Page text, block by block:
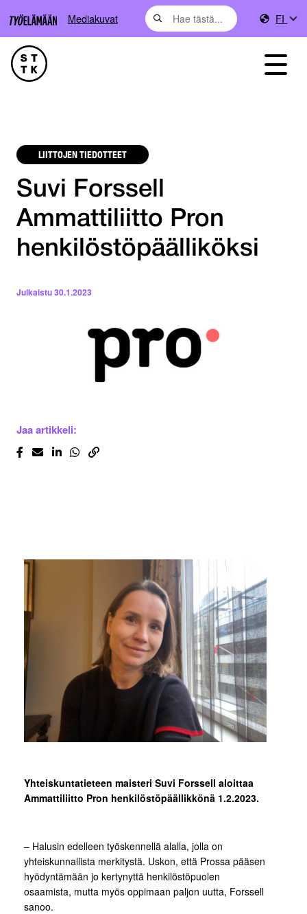
Mediakuvat FI
LIITTOJEN TIEDOTTEET
Suvi Forssell
Ammattiliitto Pron
henkilöstöpäälliköksi
Julkaistu30.1.2023
Jaa artikkeli:
Yhteiskuntatieteen maisteri Suvi Forssell aloittaa
Ammattiliitto Pron henkilöstöpäällikkönä 1.2.2023.
– Halusin edelleen työskennellä alalla, jolla on
yhteiskunnallista merkitystä. Uskon, että Prossa pääsen
hyödyntämään jo kertynyttä henkilöstöpuolen
osaamista, mutta myös oppimaan paljon uutta, Forssell
sanoo.